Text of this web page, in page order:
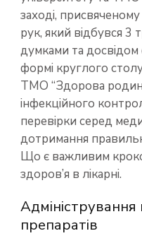
заході,
рук, який відбувся 3
думками та досвідом
формі круглого
ТМО “Здорова
інфекційного
перевірки серед
дотримання
Що є важливим
здоров’я в лікарні.
препаратів